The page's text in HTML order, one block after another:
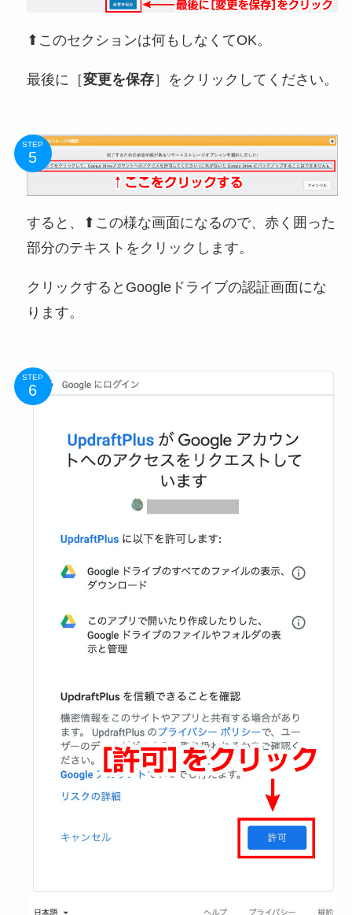
⬆このセクションは何もしなくてOK。
最後に［変更を保存］をクリックしてください。
STEP
すると、⬆この様な画面になるので、赤く囲った
部分のテキストをクリックします。
クリックするとGoogleドライブの認証画面にな
ります。
STEP